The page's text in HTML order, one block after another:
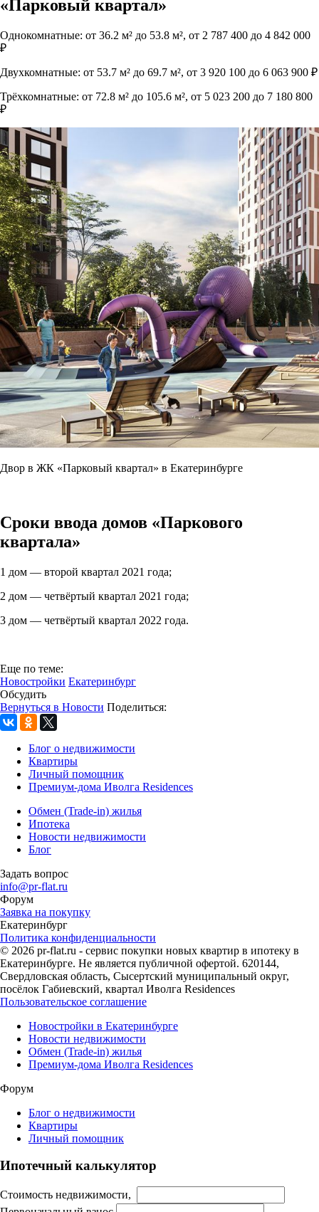
«Парковый квартал»
Однокомнатные: от 36.2 м² до 53.8 м², от 2 787 400 до 4 842 000
₽
Двухкомнатные: от 53.7 м² до 69.7 м², от 3 920 100 до 6 063 900 ₽
Трёхкомнатные: от 72.8 м² до 105.6 м², от 5 023 200 до 7 180 800
₽
Двор в ЖК «Парковый квартал» в Екатеринбурге
Сроки ввода домов «Паркового
квартала»
1 дом — второй квартал 2021 года;
2 дом — четвёртый квартал 2021 года;
3 дом — четвёртый квартал 2022 года.
Еще по теме:
Новостройки Екатеринбург
Обсудить
Вернуться в Новости Поделиться:
Блог о недвижимости
Квартиры
Личный помощник
Премиум-дома Иволга Residences
Обмен (Trade-in) жилья
Ипотека
Новости недвижимости
Блог
Задать вопрос
info@pr-flat.ru
Форум
Заявка на покупку
Екатеринбург
Политика конфиденциальности
© 2026 pr-flat.ru - сервис покупки новых квартир в ипотеку в
Екатеринбурге. Не является публичной офертой. 620144,
Свердловская область, Сысертский муниципальный округ,
посёлок Габиевский, квартал Иволга Residences
Пользовательское соглашение
Новостройки в Екатеринбурге
Новости недвижимости
Обмен (Trade-in) жилья
Премиум-дома Иволга Residences
Форум
Блог о недвижимости
Квартиры
Личный помощник
Ипотечный калькулятор
Стоимость недвижимости,